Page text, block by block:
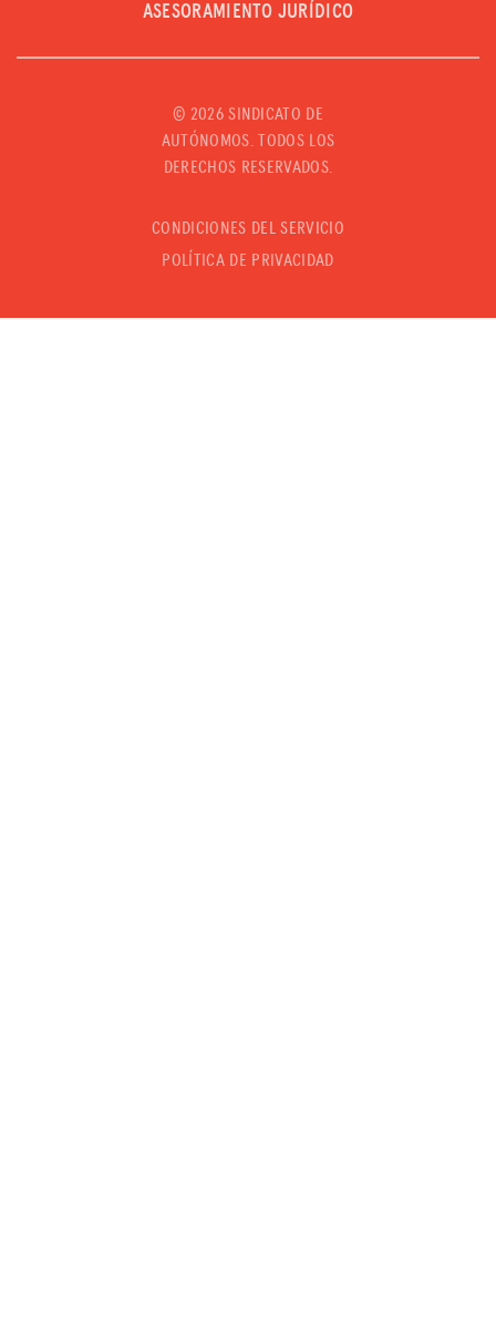
ASESORAMIENTO JURÍDICO
© 2026 SINDICATO DE
AUTÓNOMOS. TODOS LOS
DERECHOS RESERVADOS.
CONDICIONES DEL SERVICIO
POLÍTICA DE PRIVACIDAD